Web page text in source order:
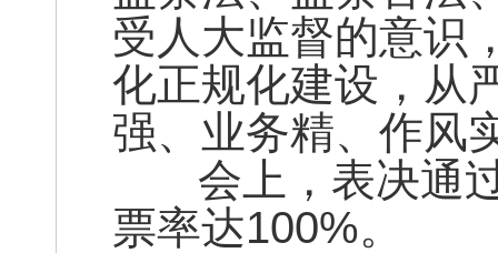
受人大监督的意识
化正规化建设，从
强、业务精、作风
会上，表决通过
票率达100%。